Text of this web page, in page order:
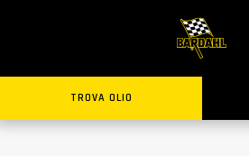
TROVA OLIO